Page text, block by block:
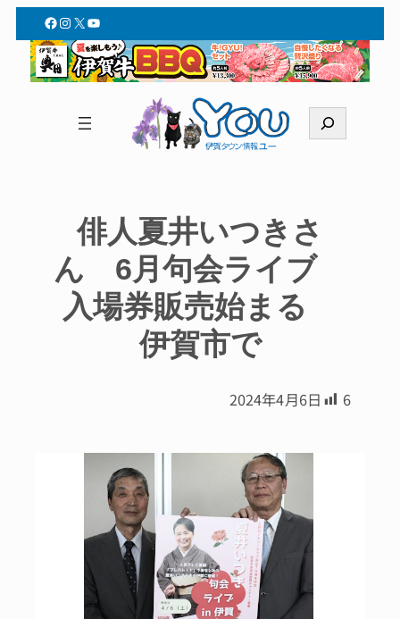
Facebook
Instagram
X YouTube
索
俳人夏井いつきさ
ん 6月句会ライブ
入場券販売始まる
伊賀市で
2024年4月6日 6